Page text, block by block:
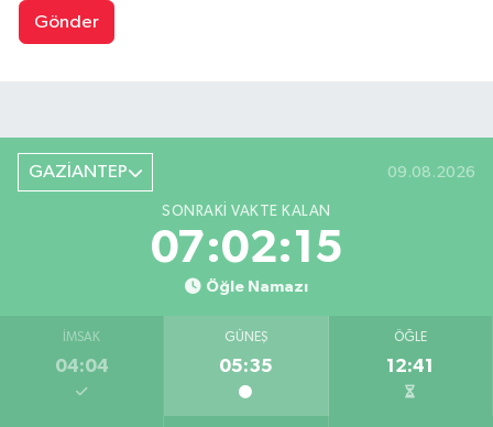
Gönder
GAZİANTEP 09.08.2026
SONRAKI VAKTE KALAN
07:02:14
Öğle Namazı
İMSAK
04:04
GÜNEŞ
05:35
ÖĞLE
12:41